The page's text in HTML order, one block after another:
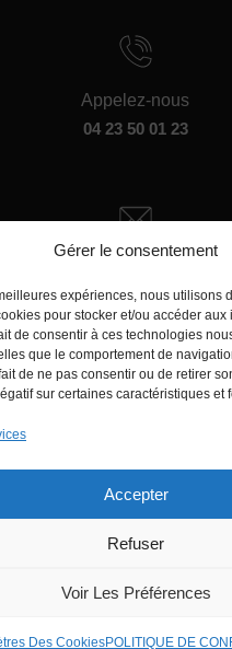
Gérer le consentement
expériences, nous utilisons
pour stocker et/ou accéder aux
de consentir à ces technologies
que le comportement de
de ne pas consentir ou de retirer
sur certaines caractéristiques et
Accepter
Refuser
Voir Les Préférences
Des CookiesPOLITIQUE DE
Appelez-nous
04 23 50 01 23
2025 | AgentiAmo | Tous les